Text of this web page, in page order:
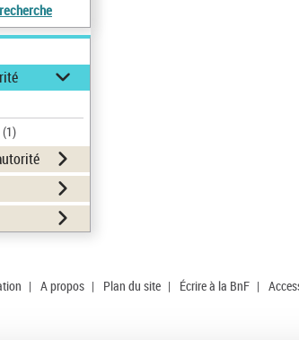
(1)
| A propos | Plan du site | Écrire à la BnF |